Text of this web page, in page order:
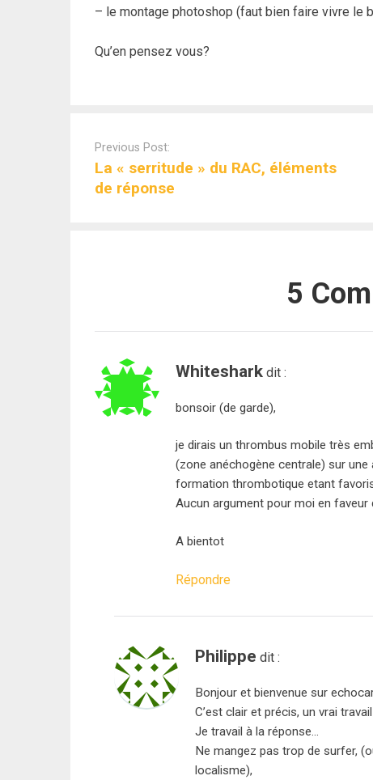
– le montage photoshop (faut bien faire vivre le
Qu’en pensez vous?
navigation
Previous Post:
La « serritude » du RAC, éléments
de réponse
5
Whiteshark dit :
bonsoir (de garde),
je dirais un thrombus mobile très
(zone anéchogène centrale) sur
formation thrombotique etant
Aucun argument pour moi en faveur
A bientot
Répondre
Philippe dit :
Bonjour et bienvenue sur
C’est clair et précis, un vrai
Je travail à la réponse…
Ne mangez pas trop de surfer,
localisme),